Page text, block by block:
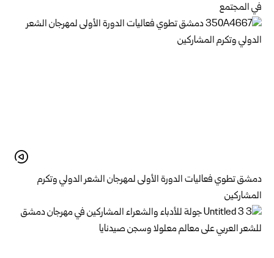
في المجتمع
دمشق تطوي فعاليات الدورة الأولى لمهرجان الشعر الدولي وتكرم
المشاركين